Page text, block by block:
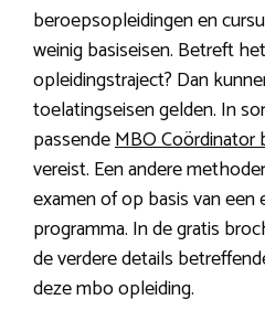
beroepsopleidingen en
weinig basiseisen. Betreft
opleidingstraject? Dan
toelatingseisen gelden. In
passendeMBO Coördinator
vereist. Een andere
examen of op basis van een
programma. In de gratis
de verdere details
deze mbo opleiding.